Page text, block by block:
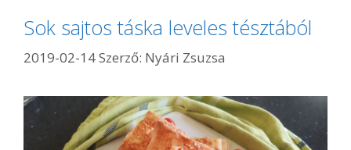
Sok sajtos táska leveles tésztából
2019-02-14Szerző: Nyári Zsuzsa